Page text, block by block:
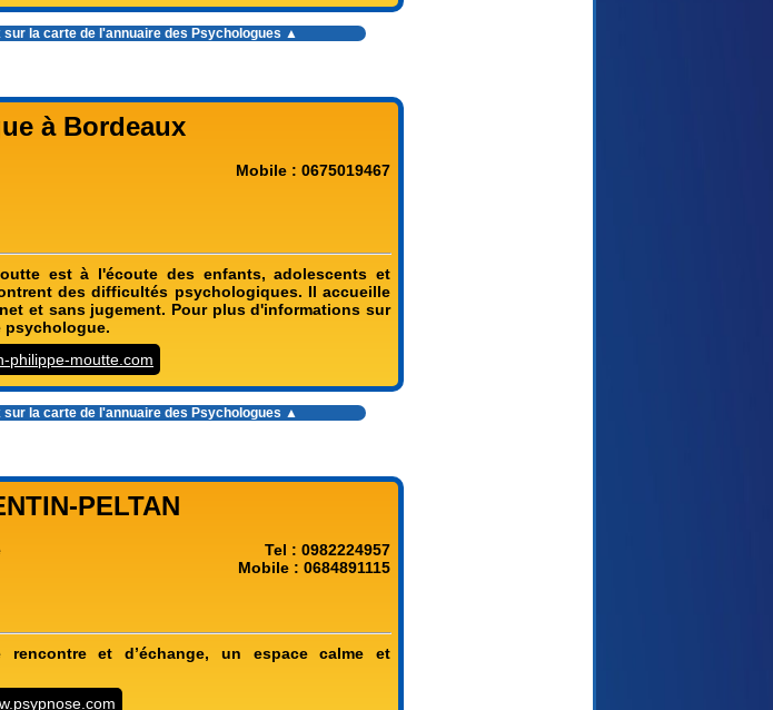
sur la carte de l'annuaire des Psychologues ▲
à Bordeaux
Mobile : 0675019467
est à l'écoute des enfants, adolescents et
des difficultés psychologiques. Il accueille
et sans jugement. Pour plus d'informations sur
psychologue.
philippe-moutte.com
sur la carte de l'annuaire des Psychologues ▲
PELTAN
Tel : 0982224957
Mobile : 0684891115
et d’échange, un espace calme et